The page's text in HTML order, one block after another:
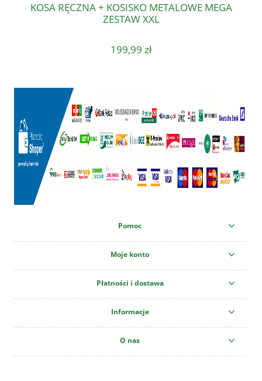
KOSA RĘCZNA + KOSISKO METALOWE MEGA
ZESTAW XXL
199,99 zł
Pomoc
Moje konto
Płatności i dostawa
Informacje
O nas